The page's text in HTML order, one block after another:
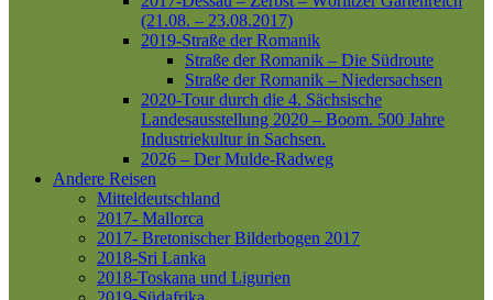
(21.08. – 23.08.2017)
2019-Straße der Romanik
Straße der Romanik – Die Südroute
Straße der Romanik – Niedersachsen
2020-Tour durch die 4. Sächsische
Landesausstellung 2020 – Boom. 500 Jahre
Industriekultur in Sachsen.
2026 – Der Mulde-Radweg
Andere Reisen
Mitteldeutschland
2017- Mallorca
2017- Bretonischer Bilderbogen 2017
2018-Sri Lanka
2018-Toskana und Ligurien